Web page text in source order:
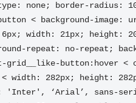
none; border-radius:
< background-
width: 21px; height:
repeat: no-repeat;
grid__like-button:hover
< width: 282px; height:
'Inter', ‘Arial’, sans-